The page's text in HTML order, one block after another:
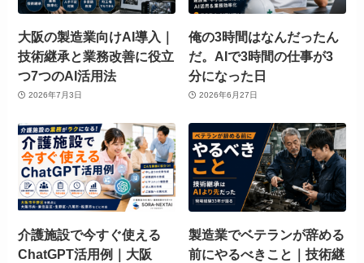
大阪の製造業向けAI導入｜
技術継承と業務改善に役立
つ7つのAI活用法
2026年7月3日
俺の3時間はなんだったん
だ。AIで3時間の仕事が3
分になった日
2026年6月27日
介護施設で今すぐ使える
ChatGPT活用例｜大阪
製造業でベテランが辞める
前にやるべきこと｜技術継